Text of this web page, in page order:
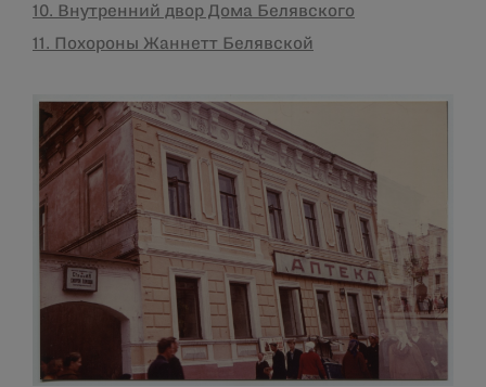
10. Внутренний двор Дома Белявского
11. Похороны Жаннетт Белявской